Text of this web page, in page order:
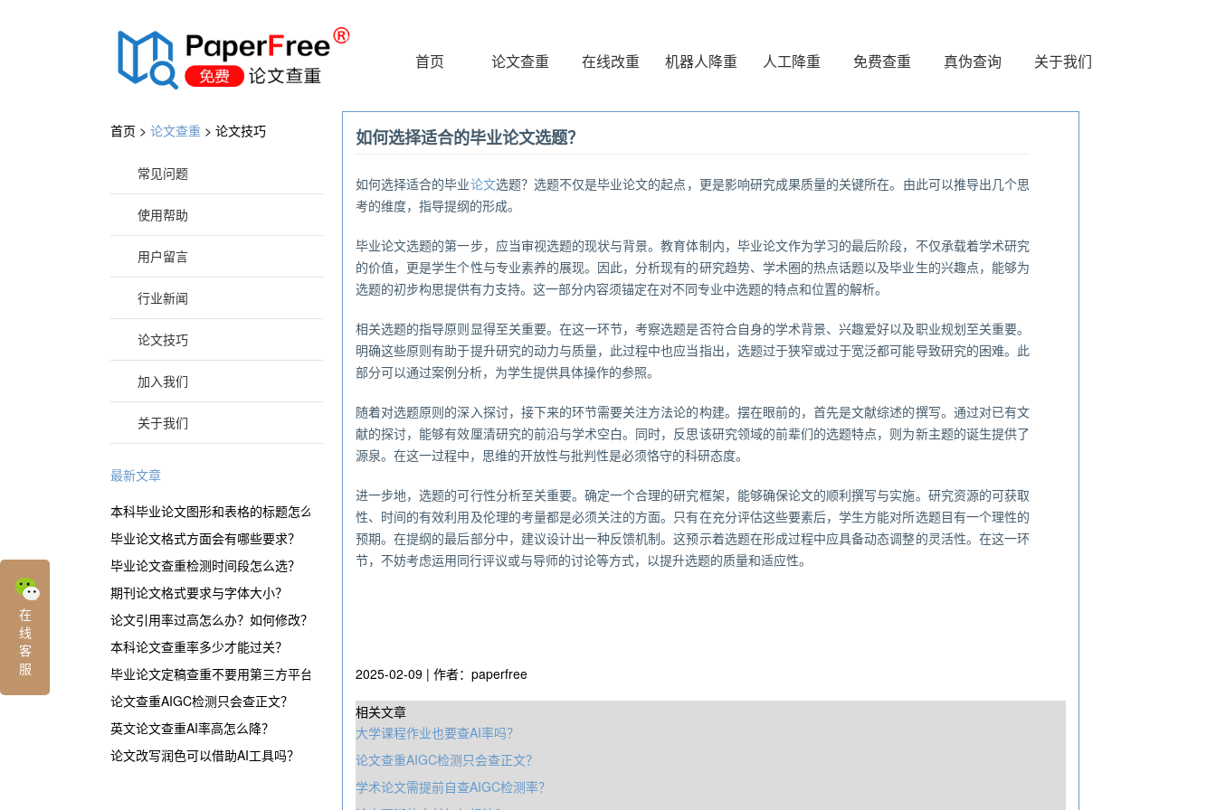
®
首页 论文查重 在线改重 机器人降重 人工降重 免费查重 真伪查询 关于我们
首页 > 论文查重 > 论文技巧
常见问题
使用帮助
用户留言
行业新闻
论文技巧
加入我们
关于我们
最新文章
本科毕业论文图形和表格的标题怎么表示？
毕业论文格式方面会有哪些要求？
毕业论文查重检测时间段怎么选？
期刊论文格式要求与字体大小？
论文引用率过高怎么办？如何修改？
本科论文查重率多少才能过关？
毕业论文定稿查重不要用第三方平台？
论文查重AIGC检测只会查正文？
英文论文查重AI率高怎么降？
论文改写润色可以借助AI工具吗？
如何选择适合的毕业论文选题？
如何选择适合的毕业论文选题？选题不仅是毕业论文的起点，更是影响研究成果质量的关键所在。由此可以推导出几个思
考的维度，指导提纲的形成。
毕业论文选题的第一步，应当审视选题的现状与背景。教育体制内，毕业论文作为学习的最后阶段，不仅承载着学术研究
的价值，更是学生个性与专业素养的展现。因此，分析现有的研究趋势、学术圈的热点话题以及毕业生的兴趣点，能够为
选题的初步构思提供有力支持。这一部分内容须锚定在对不同专业中选题的特点和位置的解析。
相关选题的指导原则显得至关重要。在这一环节，考察选题是否符合自身的学术背景、兴趣爱好以及职业规划至关重要。
明确这些原则有助于提升研究的动力与质量，此过程中也应当指出，选题过于狭窄或过于宽泛都可能导致研究的困难。此
部分可以通过案例分析，为学生提供具体操作的参照。
随着对选题原则的深入探讨，接下来的环节需要关注方法论的构建。摆在眼前的，首先是文献综述的撰写。通过对已有文
献的探讨，能够有效厘清研究的前沿与学术空白。同时，反思该研究领域的前辈们的选题特点，则为新主题的诞生提供了
源泉。在这一过程中，思维的开放性与批判性是必须恪守的科研态度。
进一步地，选题的可行性分析至关重要。确定一个合理的研究框架，能够确保论文的顺利撰写与实施。研究资源的可获取
性、时间的有效利用及伦理的考量都是必须关注的方面。只有在充分评估这些要素后，学生方能对所选题目有一个理性的
预期。在提纲的最后部分中，建议设计出一种反馈机制。这预示着选题在形成过程中应具备动态调整的灵活性。在这一环
节，不妨考虑运用同行评议或与导师的讨论等方式，以提升选题的质量和适应性。
2025-02-09 | 作者：paperfree
相关文章
大学课程作业也要查AI率吗？
论文查重AIGC检测只会查正文？
学术论文需提前自查AIGC检测率？
在
线
客
服